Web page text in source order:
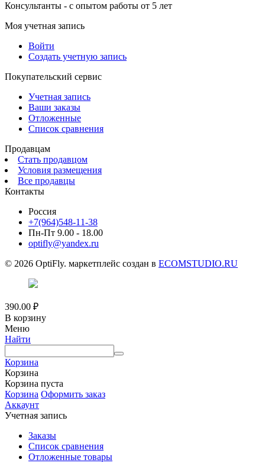
Консультанты - с опытом работы от 5 лет
Моя учетная запись
Войти
Создать учетную запись
Покупательский сервис
Учетная запись
Ваши заказы
Отложенные
Список сравнения
Продавцам
Стать продавцом
Условия размещения
Все продавцы
Контакты
Россия
+7(964)548-11-38
Пн-Пт 9.00 - 18.00
optifly@yandex.ru
© 2026 OptiFly. маркетплейс создан в ECOMSTUDIO.RU
390.00 ₽
В корзину
Меню
Найти
Корзина
Корзина
Корзина пуста
Корзина Оформить заказ
Аккаунт
Учетная запись
Заказы
Список сравнения
Отложенные товары